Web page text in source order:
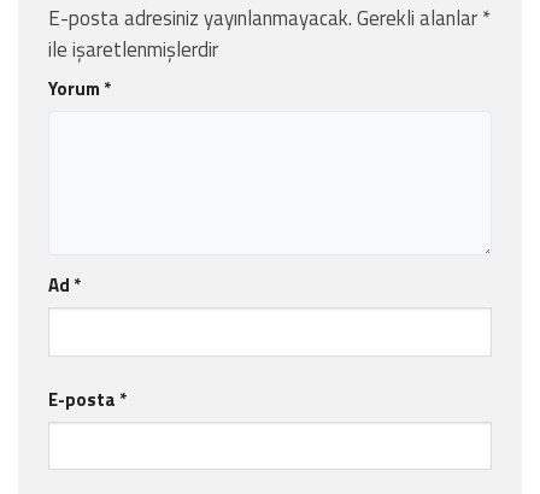
E-posta adresiniz yayınlanmayacak.Gerekli alanlar*
ile işaretlenmişlerdir
Yorum *
Ad *
E-posta *